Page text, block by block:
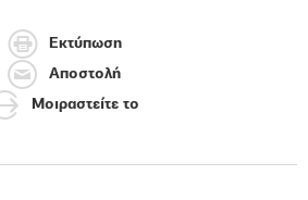
Εκτύπωση
Αποστολή
Μοιραστείτε το